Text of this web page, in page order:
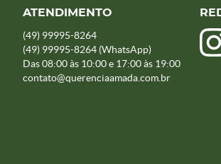
ATENDIMENTO
(49) 99995-8264
(49) 99995-8264 (WhatsApp)
Das 08:00 às 10:00 e 17:00 às 19:00
contato@querenciaamada.com.br